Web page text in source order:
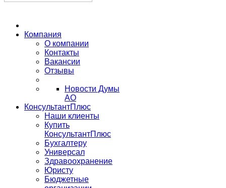
Компания
О компании
Контакты
Вакансии
Отзывы
Новости Думы
АО
КонсультантПлюс
Наши клиенты
Купить
КонсультантПлюс
Бухгалтеру
Универсал
Здравоохранение
Юристу
Бюджетные